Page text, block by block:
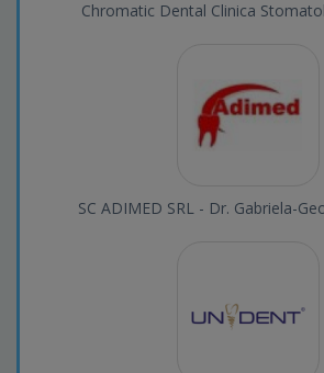
Chromatic Dental Clinica
SC ADIMED SRL - Dr. Gabriela-